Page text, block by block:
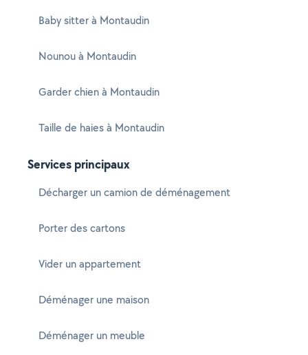
Baby sitter à Montaudin
Nounou à Montaudin
Garder chien à Montaudin
Taille de haies à Montaudin
Services principaux
Décharger un camion de déménagement
Porter des cartons
Vider un appartement
Déménager une maison
Déménager un meuble